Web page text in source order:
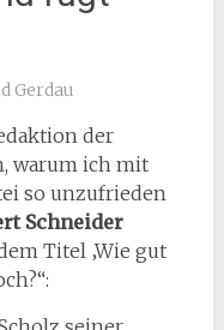
Gerdau
der
warum ich mit
so unzufrieden
Schneider
Titel ‚Wie gut